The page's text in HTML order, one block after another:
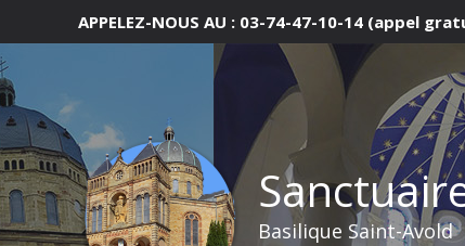
au
contenu
APPELEZ-NOUS AU : 03-74-47-10-14 (appel
Basilique Saint-Avold